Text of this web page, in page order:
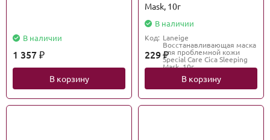
В наличии
1 357 ₽
В корзину
Mask, 10г
В наличии
Код: Laneige
Восстанавливающая маска
для проблемной кожи
Special Care Cica Sleeping
Mask, 10г
229₽
В корзину